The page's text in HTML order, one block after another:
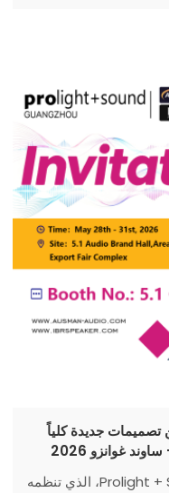
جديدة كلياً
غوانزو 2026
سيُقام معرض Prolight + Sound Gunangzhou، الذي تنظمه